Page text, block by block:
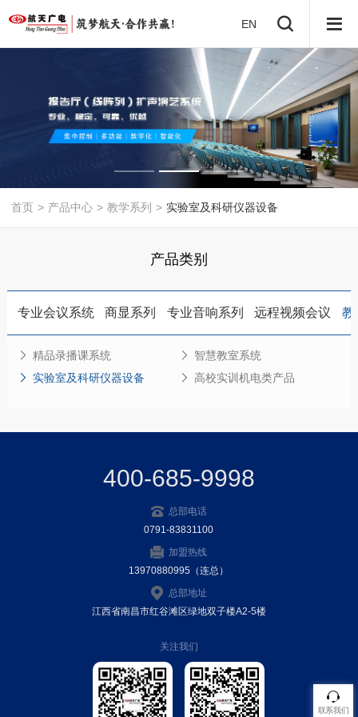
EN
首页 > 产品中心 > 教学系列 > 实验室及科研仪器设备
产品类别
专业会议系统 商显系列 专业音响系列 远程视频会议 教
精品录播课系统
智慧教室系统
实验室及科研仪器设备
高校实训机电类产品
400-685-9998
总部电话
0791-83831100
加盟热线
13970880995（连总）
总部地址
江西省南昌市红谷滩区绿地双子楼A2-5楼
关注我们
联系我们